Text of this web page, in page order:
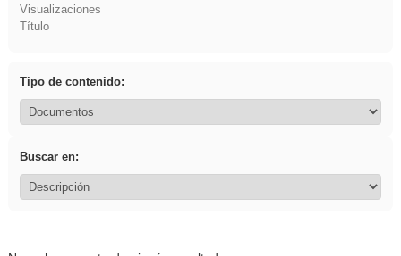
Visualizaciones
Título
Tipo de contenido:
Buscar en: